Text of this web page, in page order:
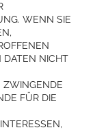
WENN SIE
DATEN NICHT
ZWINGENDE
FÜR DIE